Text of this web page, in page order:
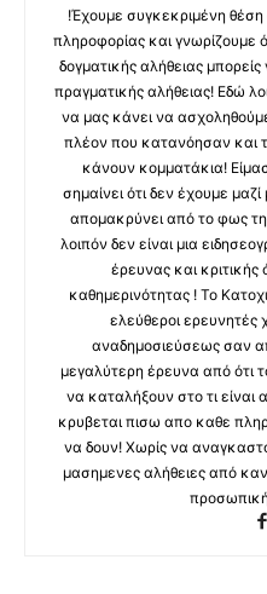
!Έχουμε συγκεκριμένη
πληροφορίας και γνωρίζουμε
δογματικής αλήθειας
πραγματικής αλήθειας! Εδώ
να μας κάνει να
πλέον που κατανόησαν και
κάνουν κομματάκια!
σημαίνει ότι δεν έχουμε
απομακρύνει από το φως
λοιπόν δεν είναι μια
έρευνας και
καθημερινότητας ! Το
ελεύθεροι ερευνητές
αναδημοσιεύσεως σαν
μεγαλύτερη έρευνα από ότι
να καταλήξουν στο τι είναι
κρυβεται πισω απο καθε
να δουν! Χωρίς να
μασημενες αλήθειες από